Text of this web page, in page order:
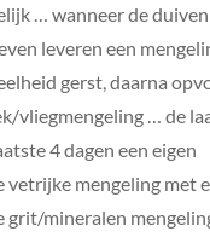
… wanneer de
leveren een
gerst, daarna
vliegmengeling … de
4 dagen een eigen
vetrijke mengeling met
grit/mineralen